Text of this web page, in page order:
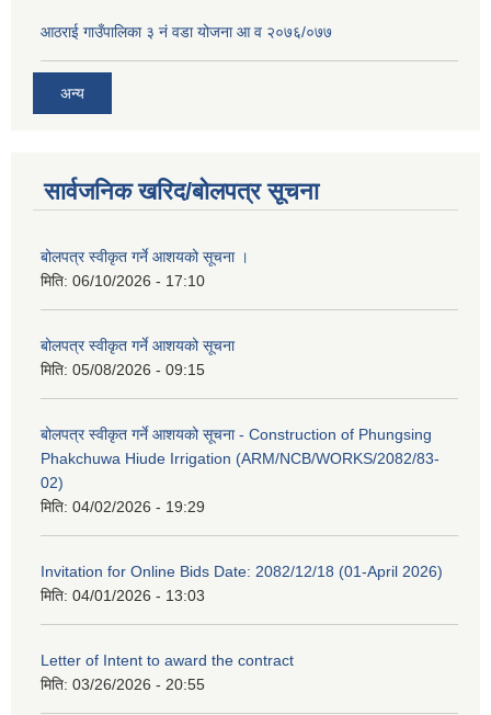
आठराई गाउँपालिका ३ नं वडा योजना आ व २०७६/०७७
अन्य
सार्वजनिक खरिद/बोलपत्र सूचना
बोलपत्र स्वीकृत गर्ने आशयको सूचना ।
मिति: 06/10/2026 - 17:10
बोलपत्र स्वीकृत गर्ने आशयको सूचना
मिति: 05/08/2026 - 09:15
बोलपत्र स्वीकृत गर्ने आशयको सूचना - Construction of Phungsing
Phakchuwa Hiude Irrigation (ARM/NCB/WORKS/2082/83-
02)
मिति: 04/02/2026 - 19:29
Invitation for Online Bids Date: 2082/12/18 (01-April 2026)
मिति: 04/01/2026 - 13:03
Letter of Intent to award the contract
मिति: 03/26/2026 - 20:55